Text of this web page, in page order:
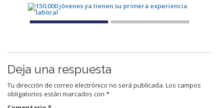
Deja una respuesta
Tu dirección de correo electrónico no será publicada. Los campos
obligatorios están marcados con *